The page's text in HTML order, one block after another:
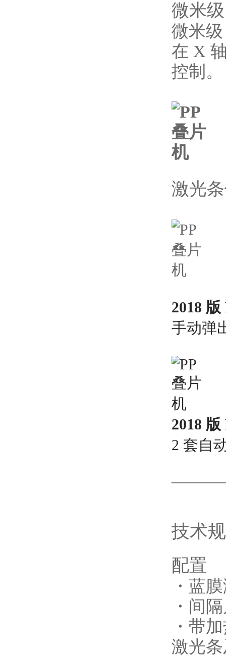
微米
微米
在 X
控制。
激光
2018
手动弹
2018
2 套自
技术
配置
・蓝
・间
・带
激光